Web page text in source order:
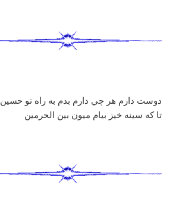
دوست دارم هر چي دارم بدم به راه تو حسين
تا که سينه خيز بيام ميون بين الحرمين